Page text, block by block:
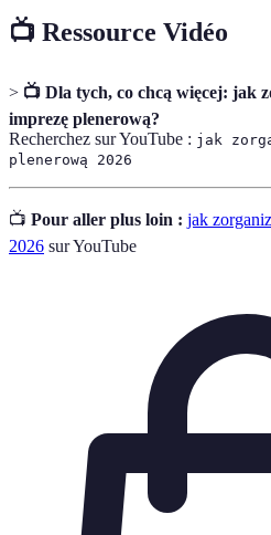
📺 Ressource Vidéo
> 📺 Dla tych, co chcą więcej: jak
imprezę plenerową?
Recherchez sur YouTube : jak
plenerową 2026
📺 Pour aller plus loin : jak
2026 sur YouTube